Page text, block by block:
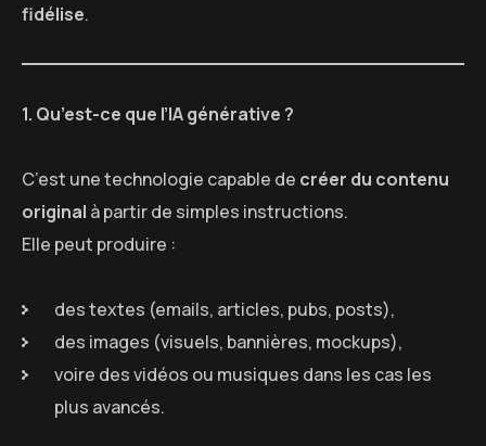
fidélise.
1. Qu’est-ce que l’IA générative ?
C’est une technologie capable de créer du contenu
original à partir de simples instructions.
Elle peut produire :
des textes (emails, articles, pubs, posts),
des images (visuels, bannières, mockups),
voire des vidéos ou musiques dans les cas les
plus avancés.